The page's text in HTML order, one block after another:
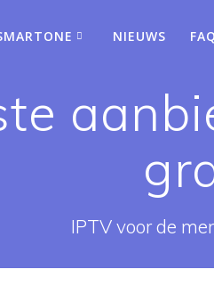
NIEUWS
IPTV voor de